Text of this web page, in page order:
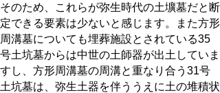
そのため、これらが弥生時代の土壙墓だと断
定できる要素は少ないと感じます。また方形
周溝墓についても埋葬施設とされている35
号土坑墓からは中世の土師器が出土していま
すし、方形周溝墓の周溝と重なり合う31号
土坑墓は、弥生土器を伴ううえに土の堆積状